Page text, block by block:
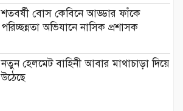
শতবর্ষী বোস কেবিনে আড্ডার ফাঁকে
পরিচ্ছন্নতা অভিযানে নাসিক প্রশাসক
নতুন হেলমেট বাহিনী আবার মাথাচাড়া দিয়ে
উঠেছে